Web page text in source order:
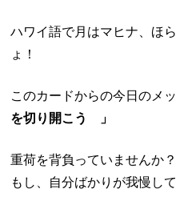
ハワイ語で月はマヒナ、ほ
ょ！
このカードからの今日のメ
を切り開こう 」
重荷を背負っていませんか？
もし、自分ばかりが我慢し